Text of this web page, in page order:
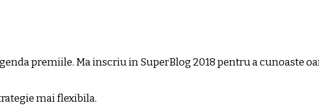
premiile. Ma inscriu in SuperBlog 2018 pentru a cunoaste
mai flexibila.